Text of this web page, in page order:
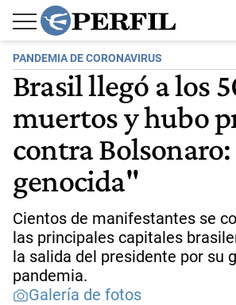
PANDEMIA DE CORONAVIRUS
Brasil llegó a los
muertos y hubo
contra
genocida"
Cientos de manifestantes se
las principales capitales
la salida del presidente por su
pandemia.
Galería de fotos